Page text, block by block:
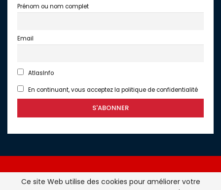
Prénom ou nom complet
Email
AtlasInfo
En continuant, vous acceptez la politique de confidentialité
Ce site Web utilise des cookies pour améliorer votre